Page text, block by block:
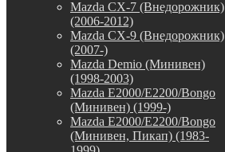
Mazda CX-7 (Внедорожник)
(2006-2012)
Mazda CX-9 (Внедорожник)
(2007-)
Mazda Demio (Минивен)
(1998-2003)
Mazda E2000/E2200/Bongo
(Минивен) (1999-)
Mazda E2000/E2200/Bongo
(Минивен, Пикап) (1983-